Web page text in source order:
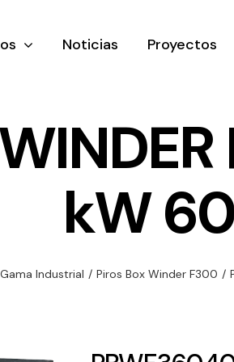
gama
Ventilación
Amplia gama de
equipos de
Noticias Proyectos
kW
Gama Industrial / Piros Box Winder F300 /